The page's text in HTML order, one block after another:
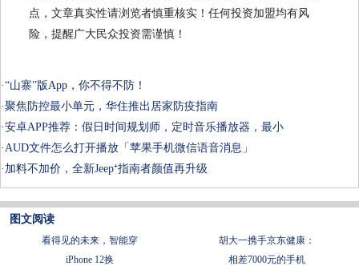
点，文章真实性请浏览者慎重核实！任何投资加盟均有风
险，提醒广大民众投资需谨慎！
·“山寨”版App，你不得不防！
·聚焦防控最小单元，华住推出居家防疫指南
·安卓APP推荐：假日时间规划师，定时音乐播放器，最小
·AUD文件怎么打开播放「苹果手机微信语音消息」
· 加料不加价，全新Jeep⁺指南者颜值再升级
图文阅读
看得见的未来，智能穿
胡大一携手京东健康：
iPhone 12换
相差7000元的手机